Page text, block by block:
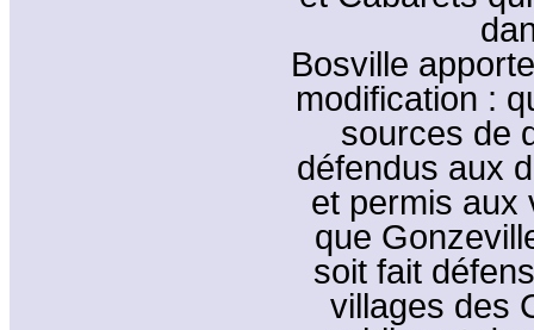
Bosville
modification :
sources de
défendus aux
et permis aux
que
soit fait
villages des